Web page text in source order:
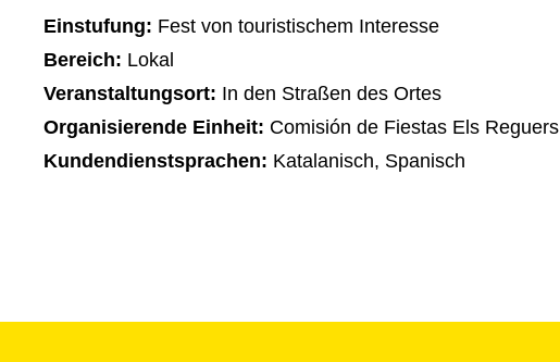
Einstufung: Fest von touristischem Interesse
Bereich: Lokal
Veranstaltungsort: In den Straßen des Ortes
Organisierende Einheit: Comisión de Fiestas Els Reguers
Kundendienstsprachen: Katalanisch, Spanisch